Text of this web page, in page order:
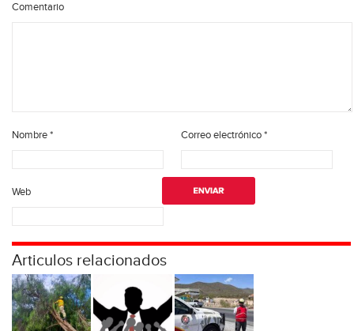
Comentario
Nombre* Correo electrónico*
Web
Articulos relacionados